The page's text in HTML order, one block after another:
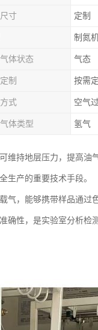
寸 定制
制氮
体状态 气态
制 按需
式 空气
体类型 氢气
维持地层压力，提高油
生产的重要技术手段。​
气，能够携带样品通过
确性，是实验室分析检